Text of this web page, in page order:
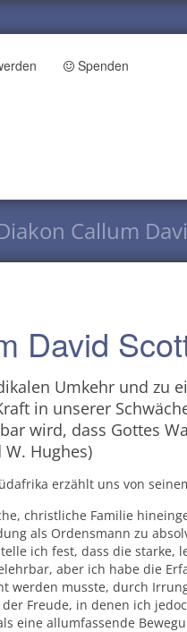
Spenden
Callum
David
Umkehr und zu
in unserer
wird, dass Gottes
Hughes)
erzählt uns von
christliche Familie
als Ordensmann zu
ich fest, dass die starke,
aber ich habe die
werden musste, durch
Freude, in denen ich
eine allumfassende